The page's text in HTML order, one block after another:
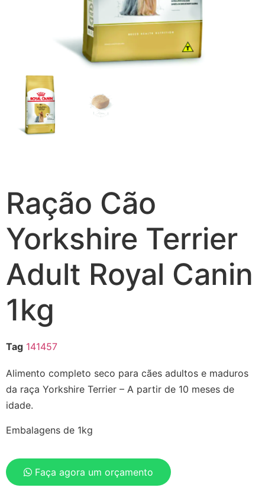
Ração Cão
Yorkshire Terrier
Adult Royal Canin
1kg
Tag 141457
Alimento completo seco para cães adultos e maduros
da raça Yorkshire Terrier – A partir de 10 meses de
idade.
Embalagens de 1kg
Faça agora um orçamento